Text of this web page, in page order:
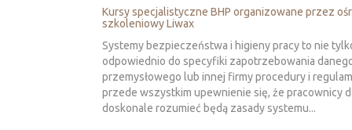
Kursy specjalistyczne BHP organizowane przez
szkoleniowy Liwax
Systemy bezpieczeństwa i higieny pracy to nie
odpowiednio do specyfiki zapotrzebowania
przemysłowego lub innej firmy procedury i
przede wszystkim upewnienie się, że pracownicy
doskonale rozumieć będą zasady systemu...